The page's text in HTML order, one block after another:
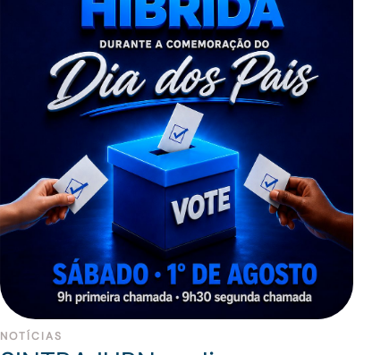
NOTÍCIAS